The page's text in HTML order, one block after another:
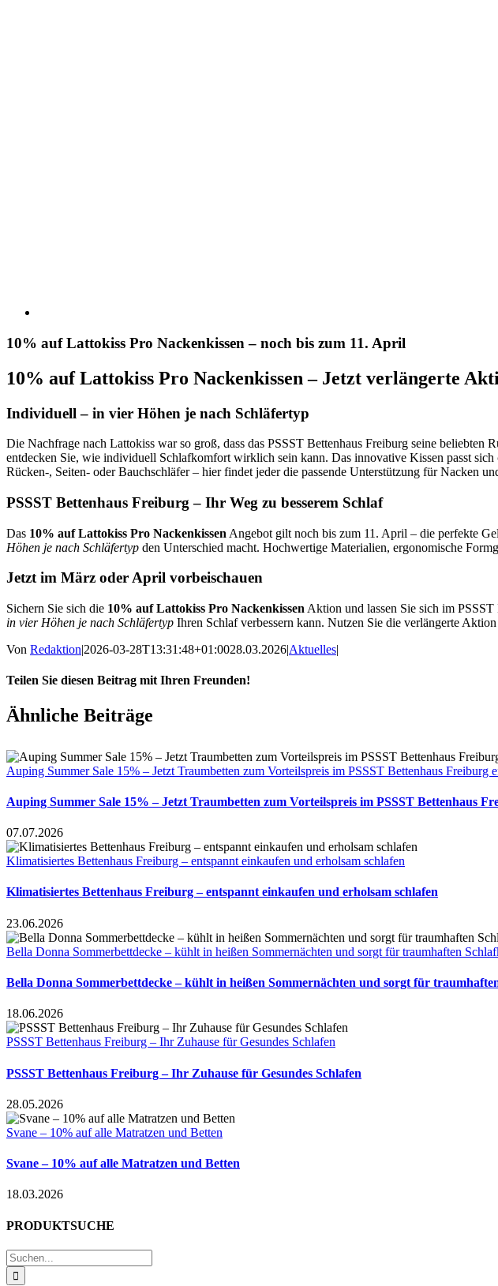
10% auf Lattokiss Pro Nackenkissen – noch bis zum 11. April
10% auf Lattokiss Pro Nackenkissen – Jetzt verlängerte
Individuell – in vier Höhen je nach Schläfertyp
Die Nachfrage nach Lattokiss war so groß, dass das PSSST Bettenhaus Freiburg seine beliebten
entdecken Sie, wie individuell Schlafkomfort wirklich sein kann. Das innovative Kissen passt
Rücken-, Seiten- oder Bauchschläfer – hier findet jeder die passende Unterstützung für Nacken
PSSST Bettenhaus Freiburg – Ihr Weg zu besserem Schlaf
Das 10% auf Lattokiss Pro Nackenkissen Angebot gilt noch bis zum 11. April – die perfekte
Höhen je nach Schläfertyp den Unterschied macht. Hochwertige Materialien, ergonomische
Jetzt im März oder April vorbeischauen
Sichern Sie sich die 10% auf Lattokiss Pro Nackenkissen Aktion und lassen Sie sich im
in vier Höhen je nach Schläfertyp Ihren Schlaf verbessern kann. Nutzen Sie die verlängerte
Von Redaktion|2026-03-28T13:31:48+01:0028.03.2026|Aktuelles|
Teilen Sie diesen Beitrag mit Ihren Freunden!
Facebook
X
LinkedIn
WhatsApp
Ähnliche Beiträge
Auping Summer Sale 15% – Jetzt Traumbetten zum Vorteilspreis im PSSST Bettenhaus Freiburg
Auping Summer Sale 15% – Jetzt Traumbetten zum Vorteilspreis im PSSST Bettenhaus
07.07.2026
Klimatisiertes Bettenhaus Freiburg – entspannt einkaufen und erholsam schlafen
Klimatisiertes Bettenhaus Freiburg – entspannt einkaufen und erholsam schlafen
23.06.2026
Bella Donna Sommerbettdecke – kühlt in heißen Sommernächten und sorgt für traumhaften
Bella Donna Sommerbettdecke – kühlt in heißen Sommernächten und sorgt für
18.06.2026
PSSST Bettenhaus Freiburg – Ihr Zuhause für Gesundes Schlafen
PSSST Bettenhaus Freiburg – Ihr Zuhause für Gesundes Schlafen
28.05.2026
Svane – 10% auf alle Matratzen und Betten
Svane – 10% auf alle Matratzen und Betten
18.03.2026
PRODUKTSUCHE
Suche
nach: